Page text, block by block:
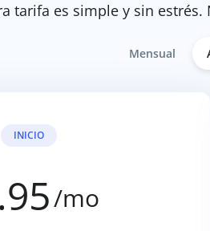
tarifa es simple y sin
Mensual
INICIO
/mo